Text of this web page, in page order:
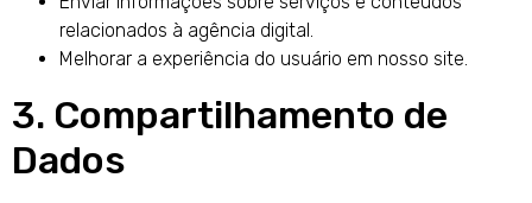
relacionados à agência digital.
Melhorar a experiência do usuário em nosso site.
3. Compartilhamento de
Dados